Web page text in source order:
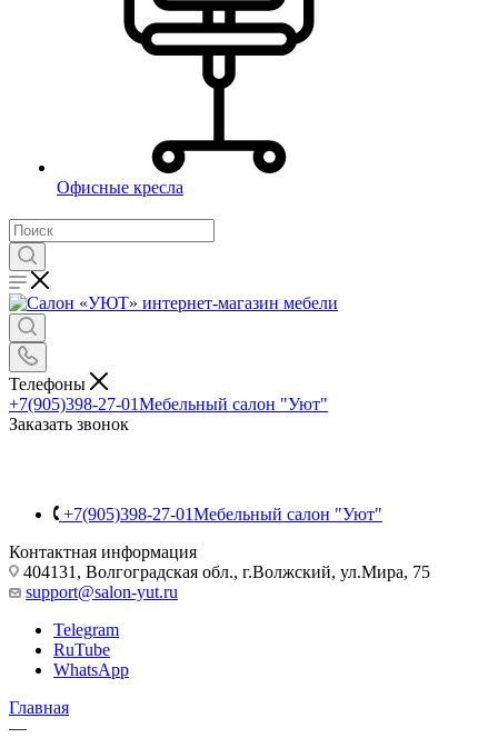
Офисные кресла
Телефоны
+7(905)398-27-01Мебельный салон "Уют"
Заказать звонок
+7(905)398-27-01Мебельный салон "Уют"
Контактная информация
404131, Волгоградская обл., г.Волжский, ул.Мира, 75
support@salon-yut.ru
Telegram
RuTube
WhatsApp
Главная
—